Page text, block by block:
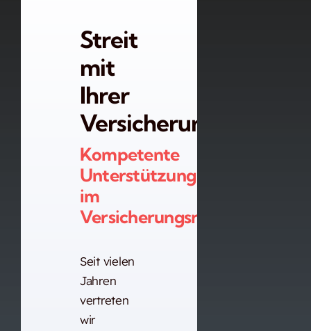
Streit
mit
Ihrer
Versicherung?
Kompetente
Unterstützung
im
Versicherungsrecht.
Seit vielen
Jahren
vertreten
wir